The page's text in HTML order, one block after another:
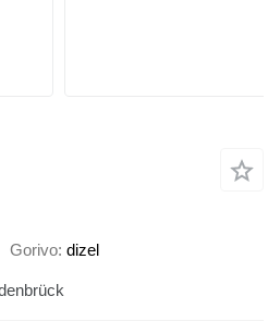
Gorivo dizel